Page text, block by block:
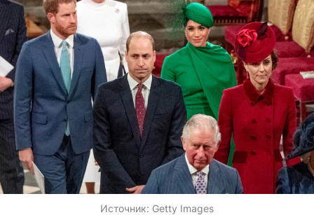
Источник: Getty Images